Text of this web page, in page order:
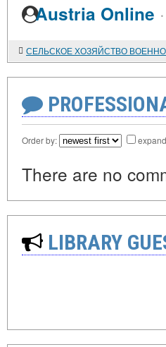
Austria Online ·
Order by:
There are no
LIBRARY